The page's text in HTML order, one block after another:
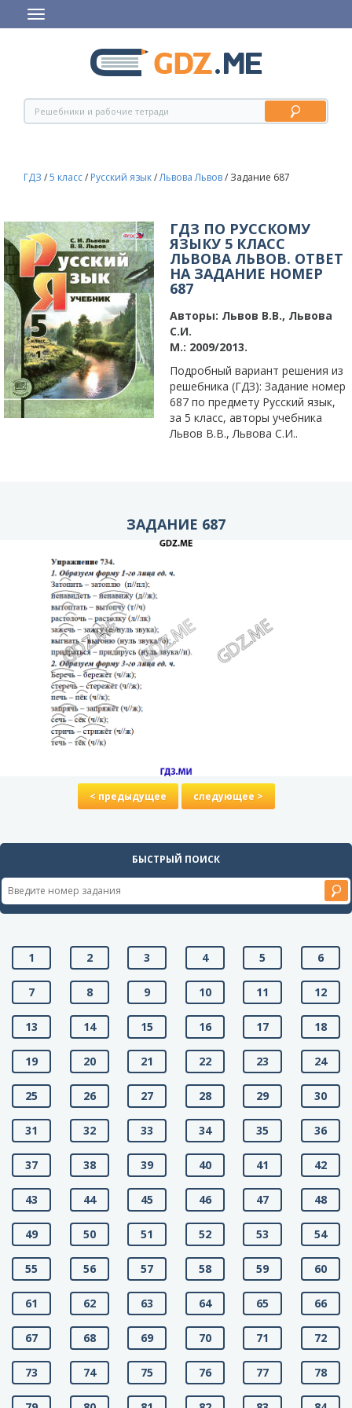
ГДЗ /5 класс/ Русский язык/Львова Львов/ Задание 687
ГДЗ ПО РУССКОМУ
ЯЗЫКУ 5 КЛАСС
ЛЬВОВА ЛЬВОВ. ОТВЕТ
НА ЗАДАНИЕ НОМЕР
687
Авторы: Львов В.В., Львова
С.И.
М.: 2009/2013.
Подробный вариант решения из
решебника (ГДЗ): Задание номер
687 по предмету Русский язык,
за 5 класс, авторы учебника
Львов В.В., Львова С.И..
ЗАДАНИЕ 687
< предыдущее следующее >
БЫСТРЫЙ ПОИСК
1 2 3 4 5 6
7 8 9 10 11 12
13 14 15 16 17 18
19 20 21 22 23 24
25 26 27 28 29 30
31 32 33 34 35 36
37 38 39 40 41 42
43 44 45 46 47 48
49 50 51 52 53 54
55 56 57 58 59 60
61 62 63 64 65 66
67 68 69 70 71 72
73 74 75 76 77 78